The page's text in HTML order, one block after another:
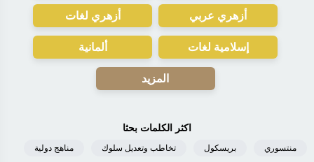
أزهري عربي أزهري لغات
إسلامية لغات ألمانية
المزيد
اكثر الكلمات بحثا
منتسوري بريسكول تخاطب وتعديل سلوك مناهج دولية